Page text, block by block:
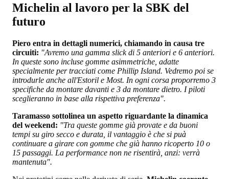
Michelin al lavoro per la SBK del
futuro
Piero entra in dettagli numerici, chiamando in causa tre
circuiti: "Avremo una gamma slick di 5 anteriori e 6 anteriori.
In queste sono incluse gomme asimmetriche, adatte
specialmente per tracciati come Phillip Island. Vedremo poi se
introdurle anche all'Estoril e Most. In ogni corsa proporremo 3
specifiche da montare davanti e 3 da montare dietro. I piloti
sceglieranno in base alla rispettiva preferenza".
Taramasso sottolinea un aspetto riguardante la dinamica
del weekend: "Tra queste gomme già provate e da buoni
tempi su giro secco e durata, il vantaggio è che si puà
continuare a girare con gomme che già hanno ricoperto 10 o
15 passaggi. La performance non ne risentirà, anzi: verrà
mantenuta".